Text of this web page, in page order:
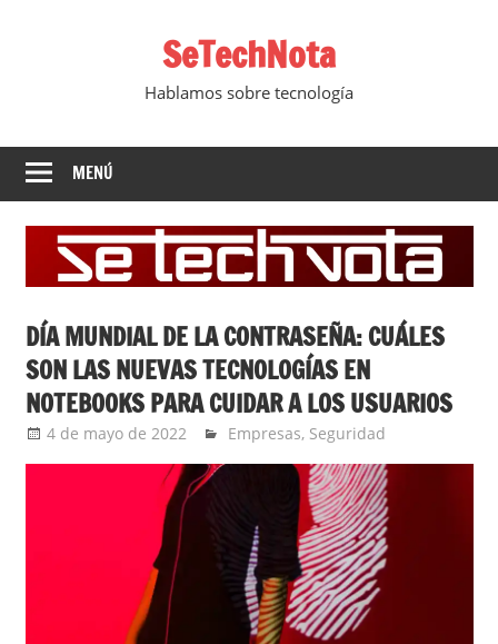
SeTechNota
Hablamos sobre tecnología
MENÚ
DÍA MUNDIAL DE LA CONTRASEÑA: CUÁLES
SON LAS NUEVAS TECNOLOGÍAS EN
NOTEBOOKS PARA CUIDAR A LOS USUARIOS
4 de mayo de 2022 Ernesto Herrera
Empresas, Seguridad